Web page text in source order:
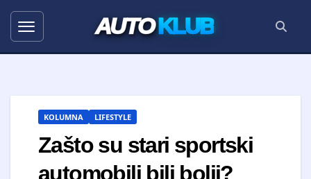
AUTOKLUB
KOLUMNA LIFESTYLE
Zašto su stari sportski
automobili bili bolji?